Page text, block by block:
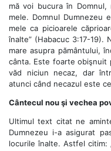
mă voi bucura în
mele. Domnul Dumnezeu
mele ca picioarele
înalte” (Habacuc 3:17-
mare asupra pământului,
cânta. Este foarte obişnuit
văd niciun necaz, dar
atunci când necazul este
Cântecul nou şi vechea
Ultimul text citat ne
Dumnezeu i-a asigurat
locurile înalte. Astfel citim: